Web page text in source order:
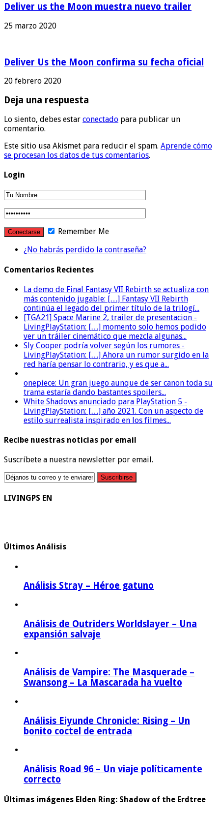
Deliver us the Moon muestra nuevo trailer
25 marzo 2020
Deliver Us the Moon confirma su fecha oficial
20 febrero 2020
Deja una respuesta
Lo siento, debes estar conectado para publicar un
comentario.
Este sitio usa Akismet para reducir el spam. Aprende cómo
se procesan los datos de tus comentarios.
Login
Remember Me
¿No habrás perdido la contraseña?
Comentarios Recientes
La demo de Final Fantasy VII Rebirth se actualiza con
más contenido jugable: […] Fantasy VII Rebirth
continúa el legado del primer título de la trilogí...
[TGA21] Space Marine 2, trailer de presentacion -
LivingPlayStation: […] momento solo hemos podido
ver un tráiler cinemático que mezcla algunas...
Sly Cooper podría volver según los rumores -
LivingPlayStation: […] Ahora un rumor surgido en la
red haría pensar lo contrario, y es que a...
onepiece: Un gran juego aunque de ser canon toda su
trama estaría dando bastantes spoilers...
White Shadows anunciado para PlayStation 5 -
LivingPlayStation: […] año 2021. Con un aspecto de
estilo surrealista inspirado en los filmes...
Recibe nuestras noticias por email
Suscríbete a nuestra newsletter por email.
LIVINGPS EN
Últimos Análisis
Análisis Stray – Héroe gatuno
Análisis de Outriders Worldslayer – Una
expansión salvaje
Análisis de Vampire: The Masquerade –
Swansong – La Mascarada ha vuelto
Análisis Eiyunde Chronicle: Rising – Un
bonito coctel de entrada
Análisis Road 96 – Un viaje políticamente
correcto
Últimas imágenes Elden Ring: Shadow of the Erdtree